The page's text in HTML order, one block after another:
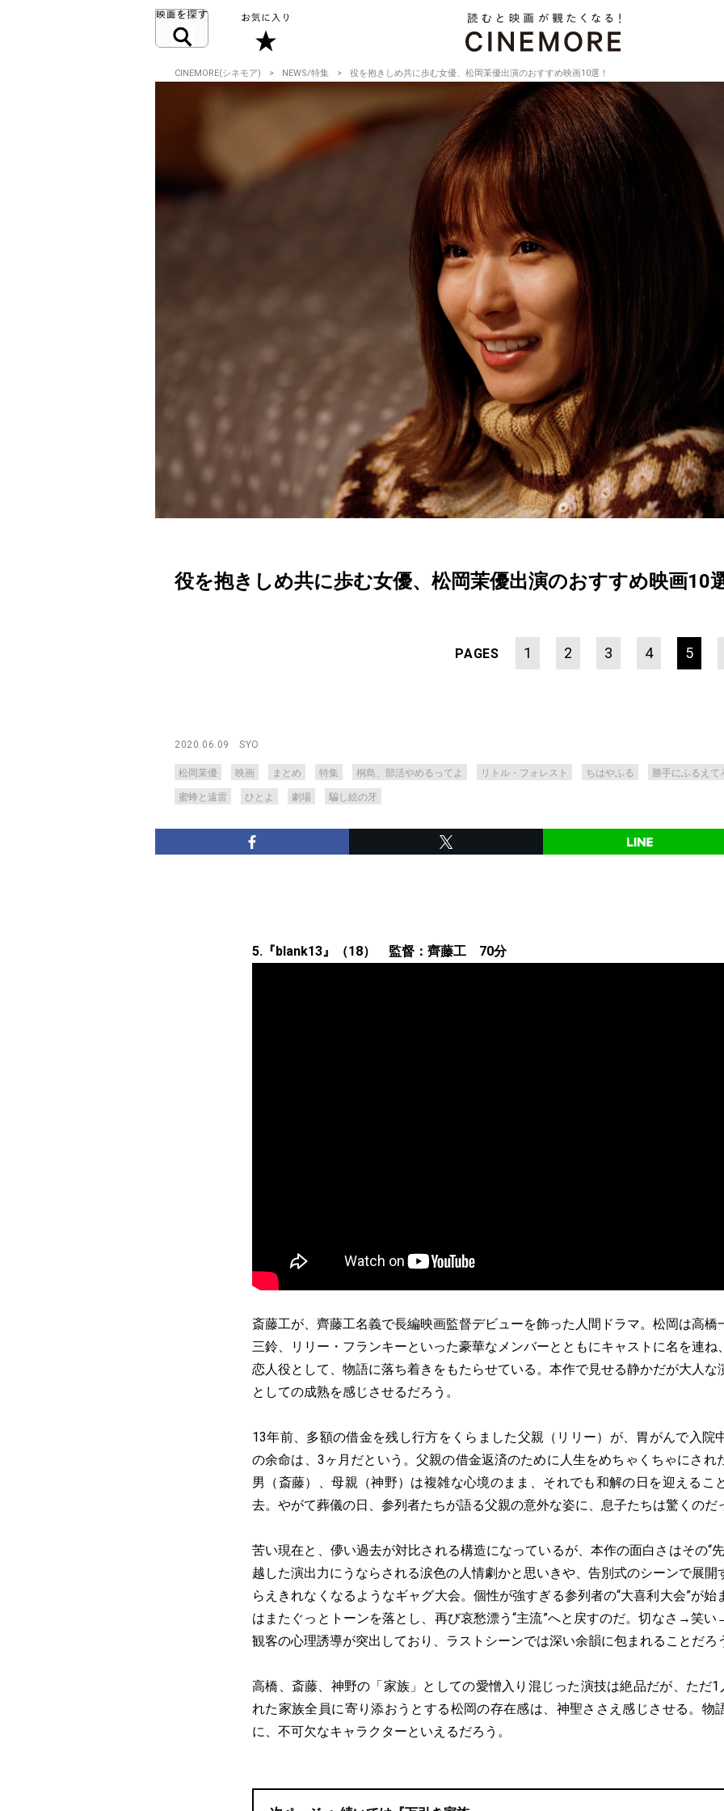
CINEMORE(シネモア) NEWS/特集 役を抱きしめ共に歩む女優、松岡茉優出演のおすすめ映画10選！
役を抱きしめ共に歩む女優、松岡茉優出演のおすすめ映画10
PAGES 1 2 3 4 5
2020.06.09 SYO
松岡茉優 映画 まとめ 特集 桐島、部活やめるってよ リトル・フォレスト ちはやふる 勝手にふるえて
蜜蜂と遠雷 ひとよ 劇場 騙し絵の牙
5.『blank13』（18） 監督：齊藤工 70分
斎藤工が、齊藤工名義で長編映画監督デビューを飾った人間ドラマ。松岡は高橋
三鈴、リリー・フランキーといった豪華なメンバーとともにキャストに名を連ね
恋人役として、物語に落ち着きをもたらせている。本作で見せる静かだが大人な
としての成熟を感じさせるだろう。
13年前、多額の借金を残し行方をくらました父親（リリー）が、胃がんで入院
の余命は、3ヶ月だという。父親の借金返済のために人生をめちゃくちゃにされ
男（斎藤）、母親（神野）は複雑な心境のまま、それでも和解の日を迎えるこ
去。やがて葬儀の日、参列者たちが語る父親の意外な姿に、息子たちは驚くのだ
苦い現在と、儚い過去が対比される構造になっているが、本作の面白さはその“
越した演出力にうならされる涙色の人情劇かと思いきや、告別式のシーンで展開
らえきれなくなるようなギャグ大会。個性が強すぎる参列者の“大喜利大会”が始
はまたぐっとトーンを落とし、再び哀愁漂う“主流”へと戻すのだ。切なさ→笑い
観客の心理誘導が突出しており、ラストシーンでは深い余韻に包まれることだろ
高橋、斎藤、神野の「家族」としての愛憎入り混じった演技は絶品だが、ただ1
れた家族全員に寄り添おうとする松岡の存在感は、神聖ささえ感じさせる。物
に、不可欠なキャラクターといえるだろう。